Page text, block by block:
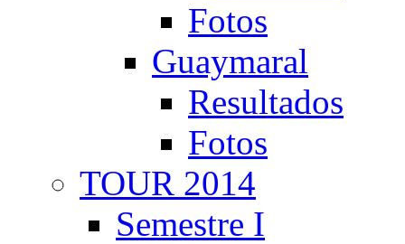
Fotos
Guaymaral
Resultados
Fotos
TOUR 2014
Semestre I